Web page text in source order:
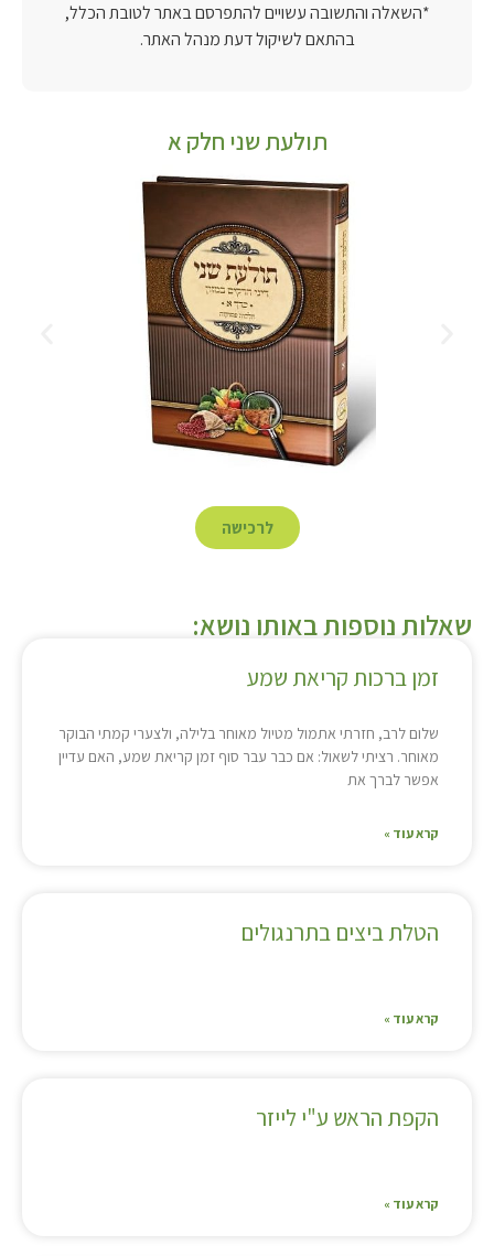
*השאלה והתשובה עשויים להתפרסם באתר לטובת הכלל,
בהתאם לשיקול דעת מנהל האתר.
תולעת שני חלק א
לרכישה
שאלות נוספות באותו נושא:
זמן ברכות קריאת שמע
שלום לרב, חזרתי אתמול מטיול מאוחר בלילה, ולצערי קמתי הבוקר
מאוחר. רציתי לשאול: אם כבר עבר סוף זמן קריאת שמע, האם עדיין
אפשר לברך את
קרא עוד »
הטלת ביצים בתרנגולים
קרא עוד »
הקפת הראש ע"י לייזר
קרא עוד »